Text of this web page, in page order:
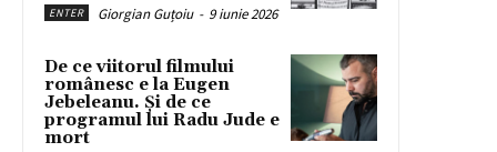
ENTER Giorgian Guțoiu - 9 iunie 2026
De ce viitorul filmului
românesc e la Eugen
Jebeleanu. Și de ce
programul lui Radu Jude e
mort